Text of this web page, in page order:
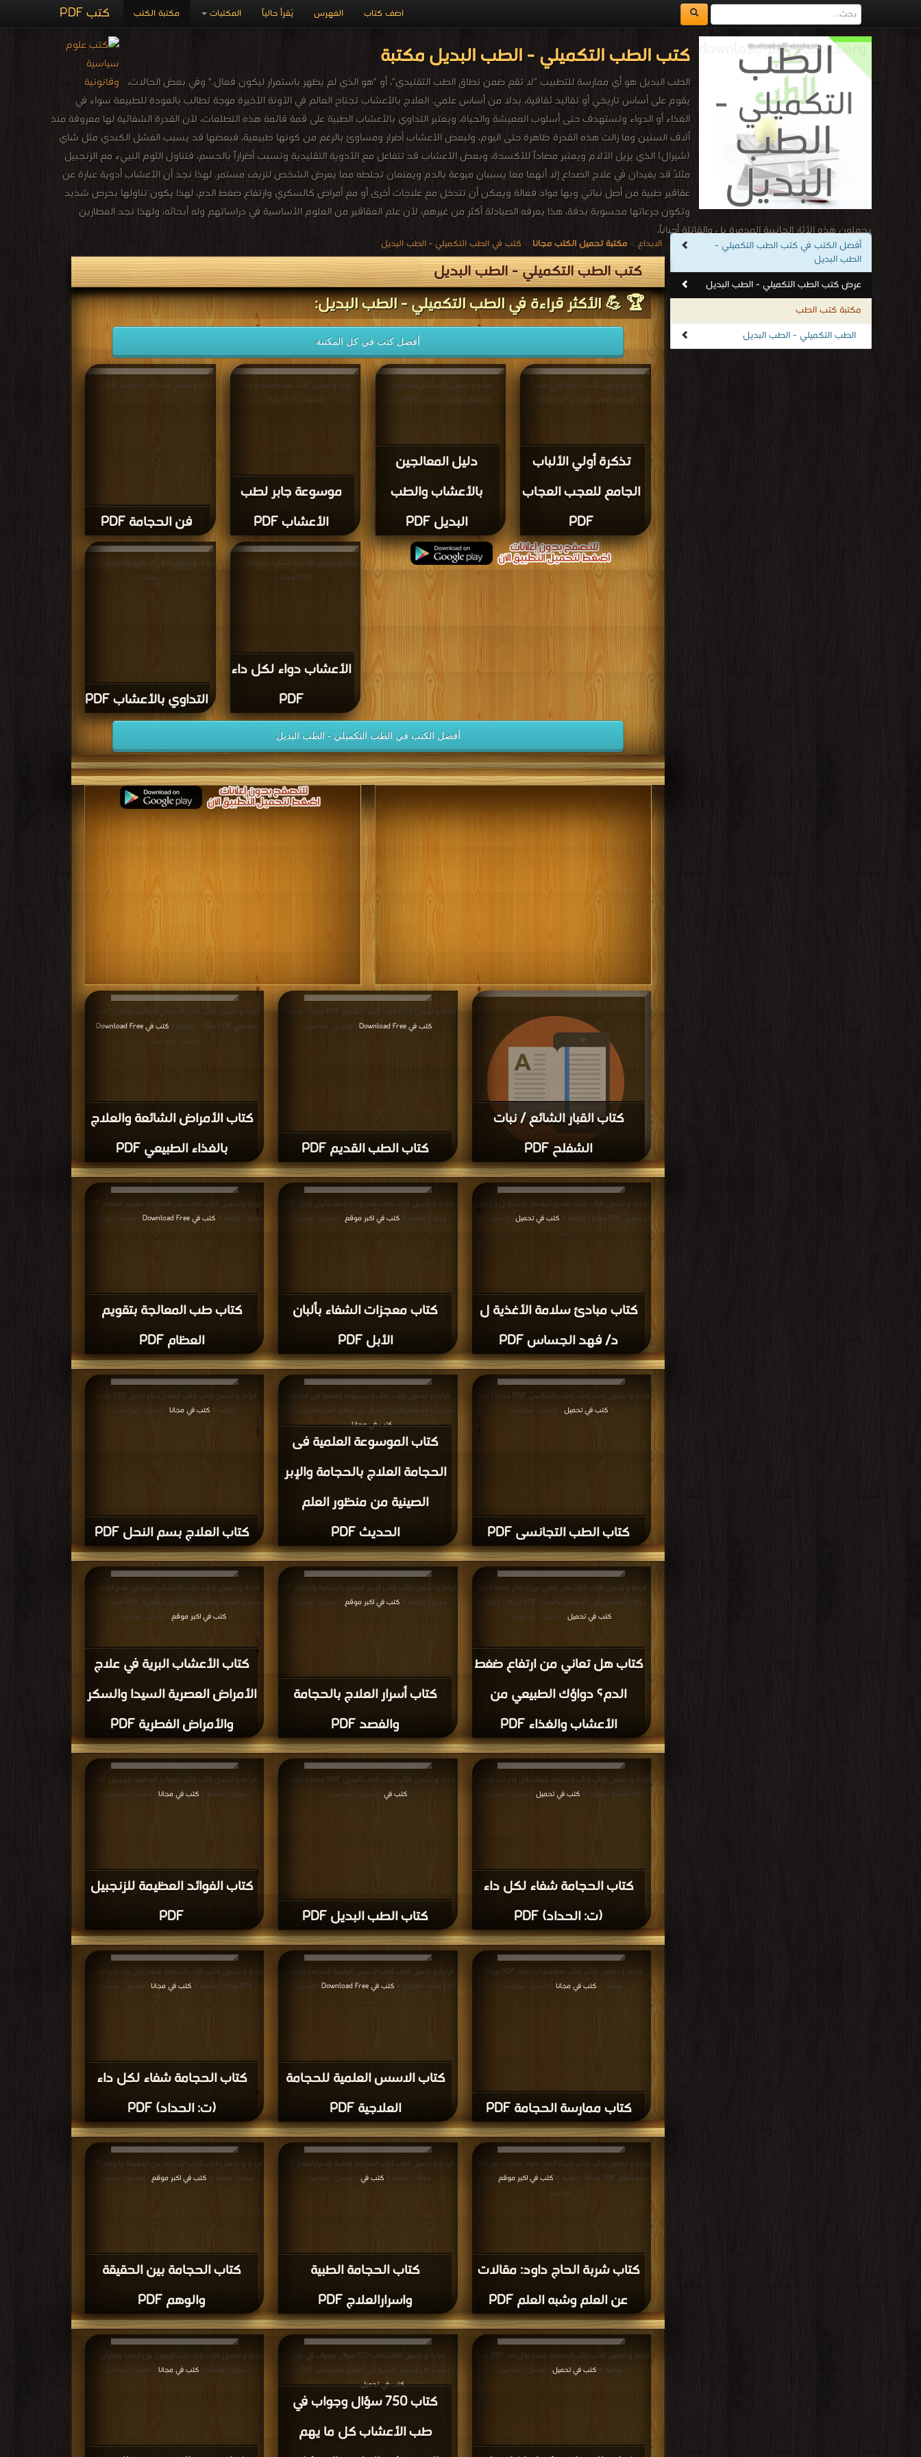
كتب PDF مكتبة الكتب المكتبات يُقرأ حالياً الفهرس اضف كتاب
كتب الطب التكميلي - الطب البديل مكتبة
الطب البديل هو أي ممارسة للتطبيب "لا تقع ضمن نطاق الطب التقليدي"، أو "هو الذي لم يظهر باستمرار ليكون فعال." وفي بعض الحالات،
يقوم على أساس تاريخي أو تقاليد ثقافية، بدلا من أساس علمي. العلاج بالأعشاب تجتاح العالم في الآونة الأخيرة موجة تطالب بالعودة للطبيعة سواء في
الغذاء أو الدواء وتستهدف حتى أسلوب المعيشة والحياة، ويعتبر التداوي بالأعشاب الطبية على قمة قائمة هذه التطلعات، لأن القدرة الشفائية لها معروفة منذ
ألاف السنين وما زالت هذه القدرة ظاهرة حتى اليوم، ولبعض الأعشاب أضرار ومساوئ بالرغم من كونها طبيعية، فبعضها قد يسبب الفشل الكبدي مثل شاي
(شيرال) الذي يزيل الآلام ويعتبر مضاداً للأكسدة، وبعض الأعشاب قد تتفاعل مع الأدوية التقليدية وتسبب أضراراً بالجسم، فتناول الثوم النييء مع الزنجبيل
مثلاً قد يفيدان في علاج الصداع إلا أنهما معا يسببان ميوعة بالدم ويمنعان تجلطه مما يعرض الشخص لنزيف مستمر. لهذا نجد أن الأعشاب أدوية عبارة عن
عقاقير طبية من أصل نباتي وبها مواد فعالة ويمكن أن تتدخل مع علاجات أخرى أو مع أمراض كالسكري وارتفاع ضغط الدم، لهذا يكون تناولها بحرص شديد
وتكون جرعاتها محسوبة بدقة، هذا يعرفه الصيادلة أكثر من غيرهم، لأن علم العقاقير من العلوم الأساسية في دراساتهم وله أبحاثه، ولهذا نجد العطارين
يجهلون هذه الأثار الجانبية المدمرة بل والقاتلة أحياناً،
كتب الطب التكميلي - الطب البديل
.
أفضل الكتب في كتب الطب التكميلي -
الطب البديل
عرض كتب الطب التكميلي - الطب البديل
مكتبة كتب الطب
الطب التكميلي - الطب البديل
الابداع > مكتبة تحميل الكتب مجانا > كتب في الطب التكميلي - الطب البديل
كتب الطب التكميلي - الطب البديل
🏆 💪 الأكثر قراءة في الطب التكميلي - الطب البديل:
أفضل كتب في كل المكتبة
فن الحجامة PDF
قراءة و تحميل كتاب فن الحجامة PDF مجانا
موسوعة جابر لطب
الأعشاب PDF
قراءة و تحميل كتاب موسوعة جابر لطب
الأعشاب PDF مجانا
دليل المعالجين
بالأعشاب والطب
البديل PDF
قراءة و تحميل كتاب دليل المعالجين
بالأعشاب والطب البديل PDF مجانا
تذكرة أولي الألباب
الجامع للعجب العجاب
PDF
قراءة و تحميل كتاب تذكرة أولي الألباب
الجامع للعجب العجاب PDF مجانا
التداوي بالأعشاب PDF
مجانا
الأعشاب دواء لكل داء
PDF
قراءة و تحميل كتاب الأعشاب دواء لكل داء
PDF مجانا
أفضل الكتب في الطب التكميلي - الطب البديل
كتاب الأمراض الشائعة والعلاج
بالغذاء الطبيعي PDF
قراءة و تحميل كتاب كتاب الأمراض الشائعة والعلاج بالغذاء
الطبيعي PDF مجانا | مكتبة >
كتب في Download Free
التحميل : مرة/مرات
كتاب الطب القديم PDF
قراءة و تحميل كتاب كتاب الطب القديم PDF مجانا | مكتبة >
كتب في Download Free
| التحميل : مرة/مرات
كتاب القبار الشائع / نبات
الشفلح PDF
قراءة و تحميل كتاب كتاب القبار الشائع / نبات الشفلح PDF
مجانا | مكتبة >كتب في Download Free | التحميل : مرة/مرات
كتاب طب المعالجة بتقويم
العظام PDF
مجانا | مكتبة >كتب في Download Free | التحميل : مرة/مرات
كتاب معجزات الشفاء بألبان
الأبل PDF
مجانا | مكتبة >كتب في اكبر موقع | التحميل : مرة/مرات
كتاب مبادئ سلامة الأغذية ل
د/ فهد الجساس PDF
قراءة و تحميل كتاب كتاب مبادئ سلامة الأغذية ل د/ فهد
الجساس PDF مجانا | مكتبة >
كتب في تحميل
| التحميل : مرة/
مرات
كتاب العلاج بسم النحل PDF
قراءة و تحميل كتاب كتاب العلاج بسم النحل PDF مجانا |
مكتبة >كتب في مجانا | التحميل : مرة/مرات
كتاب الموسوعة العلمية فى
الحجامة العلاج بالحجامة والإبر
الصينية من منظور العلم
الحديث PDF
قراءة و تحميل كتاب كتاب الموسوعة العلمية فى الحجامة
مجانا | مكتبة >كتب في مجانا| التحميل : مرة/مرات
كتاب الطب التجانسى PDF
قراءة و تحميل كتاب كتاب الطب التجانسى PDF مجانا | مكتبة
>كتب في تحميل | التحميل : مرة/مرات
كتاب الأعشاب البرية في علاج
الأمراض العصرية السيدا والسكر
والأمراض الفطرية PDF
قراءة و تحميل كتاب كتاب الأعشاب البرية في علاج الأمراض
العصرية السيدا والسكر والأمراض الفطرية PDF مجانا | مكتبة
> كتب في اكبر موقع | التحميل : مرة/مرات
كتاب أسرار العلاج بالحجامة
والفصد PDF
مجانا | مكتبة >كتب في اكبر موقع | التحميل : مرة/مرات
كتاب هل تعاني من ارتفاع ضغط
الدم؟ دواؤك الطبيعي من
الأعشاب والغذاء PDF
قراءة و تحميل كتاب كتاب هل تعاني من ارتفاع ضغط الدم؟
دواؤك الطبيعي من الأعشاب والغذاء PDF مجانا | مكتبة >
كتب في تحميل
| التحميل : مرة/مرات
كتاب الفوائد العظيمة للزنجبيل
PDF
قراءة و تحميل كتاب كتاب الفوائد العظيمة للزنجبيل PDF
مجانا | مكتبة > كتب في مجانا| التحميل : مرة/مرات
كتاب الطب البديل PDF
قراءة و تحميل كتاب كتاب الطب البديل PDF مجانا | مكتبة >
كتب في
| التحميل : مرة/مرات
كتاب الحجامة شفاء لكل داء
(ت: الحداد) PDF
قراءة و تحميل كتاب كتاب الحجامة شفاء لكل داء (ت: الحداد)
PDF مجانا | مكتبة >
كتب في تحميل | التحميل : مرة/مرات
كتاب الحجامة شفاء لكل داء
(ت: الحداد) PDF
قراءة و تحميل كتاب كتاب الحجامة شفاء لكل داء (ت: الحداد)
PDF مجانا | مكتبة >
كتب في مجانا | التحميل : مرة/مرات
كتاب الاسس العلمية للحجامة
العلاجية PDF
قراءة و تحميل كتاب كتاب الاسس العلمية للحجامة العلاجية
PDF مجانا | مكتبة >
كتب في Download Free
| التحميل : مرة/
مرات
كتاب ممارسة الحجامة PDF
قراءة و تحميل كتاب كتاب ممارسة الحجامة PDF مجانا |
مكتبة > كتب في مجانا| التحميل : مرة/مرات
كتاب الحجامة بين الحقيقة
والوهم PDF
مجانا | مكتبة >كتب في اكبر موقع | التحميل : مرة/مرات
كتاب الحجامة الطبية
واسرارالعلاج PDF
مجانا | مكتبة >كتب في | التحميل : مرة/مرات
كتاب شربة الحاج داود: مقالات
عن العلم وشبه العلم PDF
قراءة و تحميل كتاب كتاب شربة الحاج داود: مقالات عن العلم
وشبه العلم PDF مجانا | مكتبة >
كتب في اكبر موقع
: مرة/مرات
مجانا | مكتبة > كتب في مجانا| التحميل : مرة/مرات
كتاب 750 سؤال وجواب في
طب الأعشاب كل ما يهم
قراءة و تحميل كتاب كتاب 750 سؤال وجواب في طب
الأعشاب كل ما يهم الاسرة فى العلاج بالاعشاب PDF مجانا |
مكتبة >كتب في تحميل| التحميل : مرة/مرات
| مكتبة >كتب في تحميل | التحميل : مرة/مرات